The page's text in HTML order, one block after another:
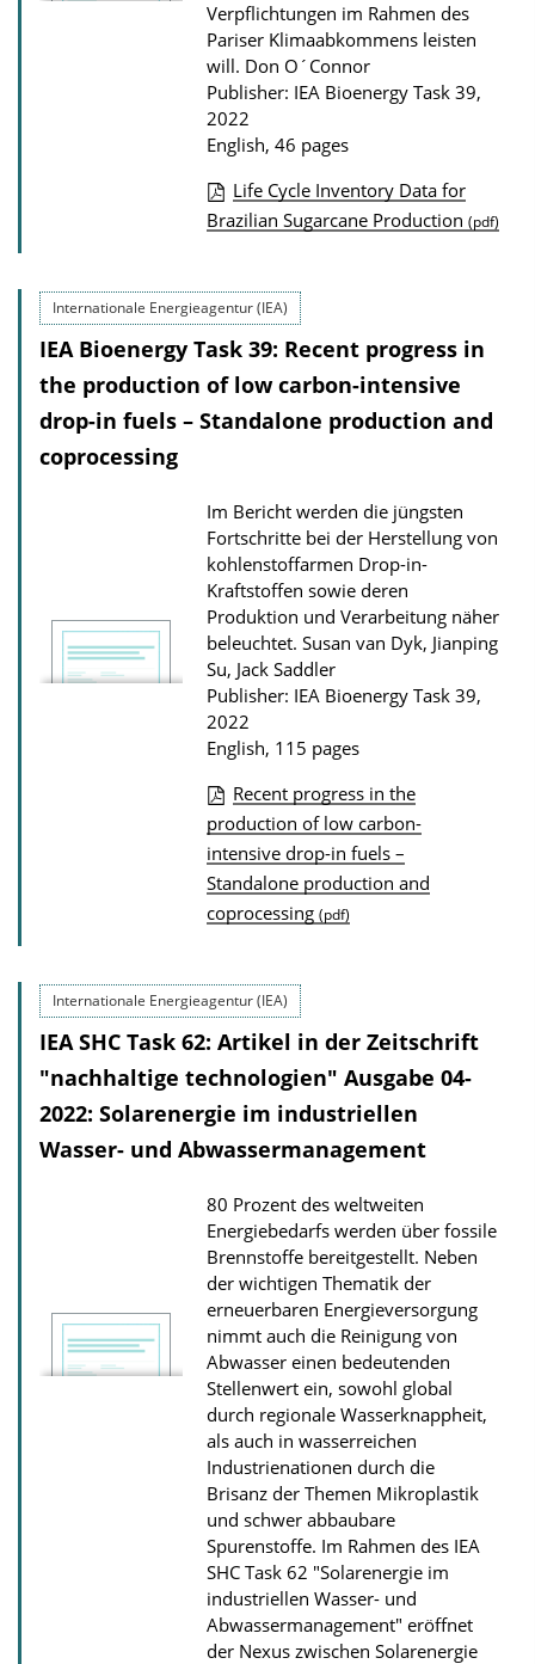
n
l
o
a
d
s
Verpflichtungen im Rahmen des
Pariser Klimaabkommens leisten
will. Don O´Connor
Publisher: IEA Bioenergy Task 39,
2022
English, 46 pages
P
b
l
i
c
a
o
n
D
o
w
n
l
o
a
d
s
Life Cycle Inventory Data for
Brazilian Sugarcane Production (pdf)
Internationale Energieagentur (IEA)
IEA Bioenergy Task 39: Recent progress in
the production of low carbon-intensive
drop-in fuels – Standalone production and
coprocessing
Im Bericht werden die jüngsten
Fortschritte bei der Herstellung von
kohlenstoffarmen Drop-in-
Kraftstoffen sowie deren
Produktion und Verarbeitung näher
beleuchtet. Susan van Dyk, Jianping
Su, Jack Saddler
Publisher: IEA Bioenergy Task 39,
2022
English, 115 pages
P
u
b
l
c
a
t
i
o
n
o
w
n
l
o
a
d
s
Recent progress in the
production of low carbon-
intensive drop-in fuels –
Standalone production and
coprocessing (pdf)
Internationale Energieagentur (IEA)
IEA SHC Task 62: Artikel in der Zeitschrift
"nachhaltige technologien" Ausgabe 04-
2022: Solarenergie im industriellen
Wasser- und Abwassermanagement
80 Prozent des weltweiten
Energiebedarfs werden über fossile
Brennstoffe bereitgestellt. Neben
der wichtigen Thematik der
erneuerbaren Energieversorgung
nimmt auch die Reinigung von
Abwasser einen bedeutenden
Stellenwert ein, sowohl global
durch regionale Wasserknappheit,
als auch in wasserreichen
Industrie­nationen durch die
Brisanz der Themen Mikroplastik
und schwer abbaubare
Spurenstoffe. Im Rahmen des IEA
SHC Task 62 "Solarenergie im
industriellen Wasser- und
Abwassermanagement" eröffnet
der Nexus zwischen Solarenergie